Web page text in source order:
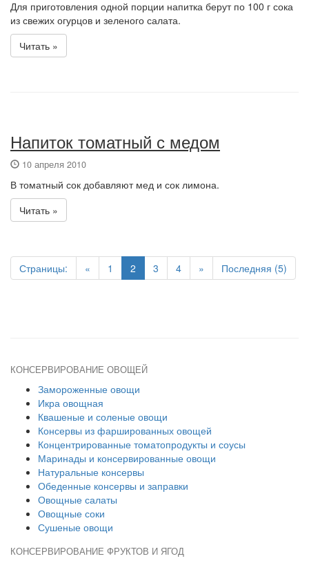
Для приготовления одной порции напитка берут по 100 г сока
из свежих огурцов и зеленого салата.
Читать »
Напиток томатный с медом
10 апреля 2010
В томатный сок добавляют мед и сок лимона.
Читать »
Страницы: « 1 2 3 4 » Последняя (5)
КОНСЕРВИРОВАНИЕ ОВОЩЕЙ
Замороженные овощи
Икра овощная
Квашеные и соленые овощи
Консервы из фаршированных овощей
Концентрированные томатопродукты и соусы
Маринады и консервированные овощи
Натуральные консервы
Обеденные консервы и заправки
Овощные салаты
Овощные соки
Сушеные овощи
КОНСЕРВИРОВАНИЕ ФРУКТОВ И ЯГОД